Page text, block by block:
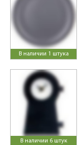
В наличии 1 штука
В наличии 6 штук